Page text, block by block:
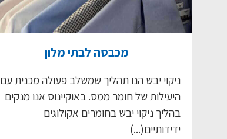
מכבסה לבתי מלון
ניקוי יבש הנו תהליך שמשלב פעולה מכנית עם
היעילות של חומר ממס. באוקיינוס אנו מנקים
בהליך ניקוי יבש בחומרים אקולוגים
ידידותיים(...)